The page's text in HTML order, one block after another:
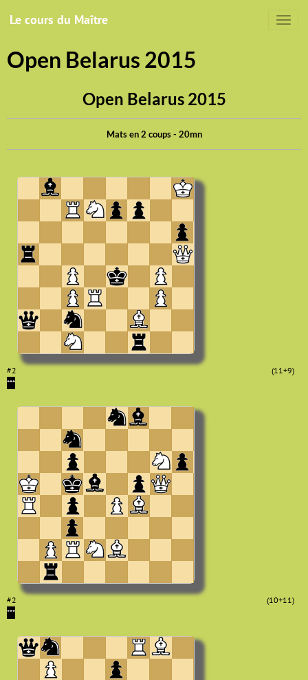
Le cours du Maître
Open Belarus 2015
Open Belarus 2015
Mats en 2 coups - 20mn
#2
(11+9)
***
#2
(10+11)
***